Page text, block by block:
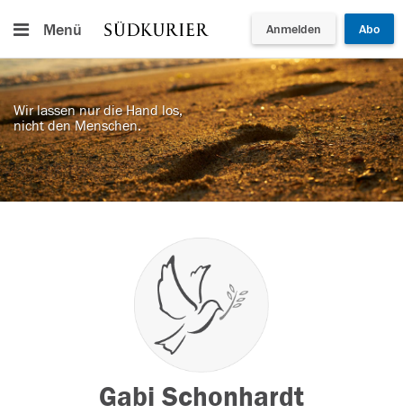
Menü Anmelden Abo
Wir lassen nur die Hand los,
nicht den Menschen.
Gabi Schonhardt